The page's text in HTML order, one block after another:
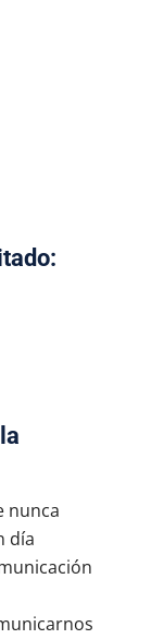
nunca
día